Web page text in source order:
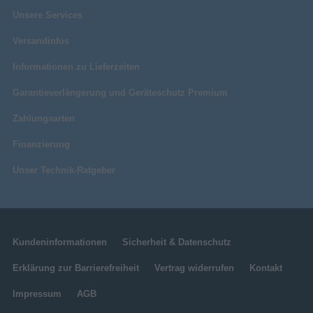
Sonstiges
Unsere Services
Versandinfos
Informationen zu Lieferzeiten
Garantieverlängerung und Geräteschutz Premium
Zahlungsarten
Finanzierung
Unser Technik-Ratgeber
Kundeninformationen Sicherheit & Datenschutz
Erklärung zur Barrierefreiheit Vertrag widerrufen Kontakt
Impressum AGB